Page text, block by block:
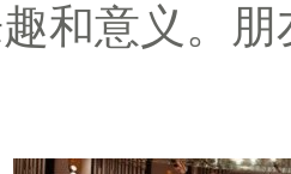
和意义。